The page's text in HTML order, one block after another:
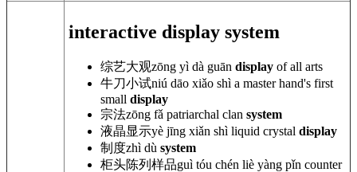
interactive display system
综艺大观zōng yì dà guān display of all arts
牛刀小试niú dāo xiǎo shì a master hand's first
small display
宗法zōng fǎ patriarchal clan system
液晶显示yè jīng xiǎn shì liquid crystal display
制度zhì dù system
柜头陈列样品guì tóu chén liè yàng pǐn counter